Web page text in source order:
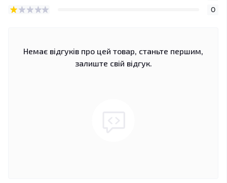
0
Немає відгуків про цей товар, станьте першим,
залиште свій відгук.